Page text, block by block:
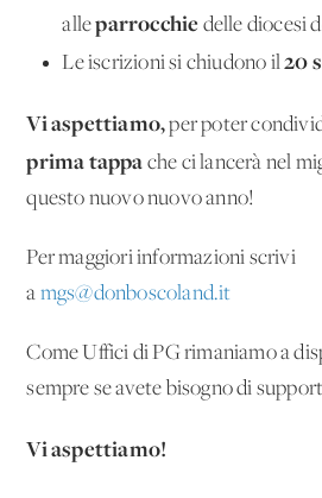
alleparrocchie delle diocesi
Le iscrizioni si chiudono il20
Vi aspettiamo,per poter
prima tappa che ci lancerà nel
questo nuovo nuovo anno!
Per maggiori informazioni scrivi
a mgs@donboscoland.it
Come Uffici di PG rimaniamo a
sempre se avete bisogno di
Vi aspettiamo!